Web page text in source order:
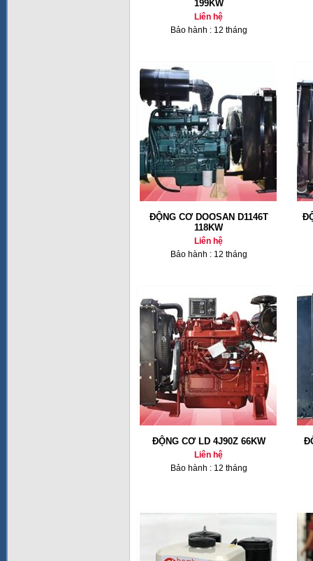
199KW
Liên hệ
Bảo hành : 12 tháng
ĐỘNG CƠ DOOSAN D1146T
118KW
Liên hệ
Bảo hành : 12 tháng
ĐỘNG CƠ LD 4J90Z 66KW
Liên hệ
Bảo hành : 12 tháng